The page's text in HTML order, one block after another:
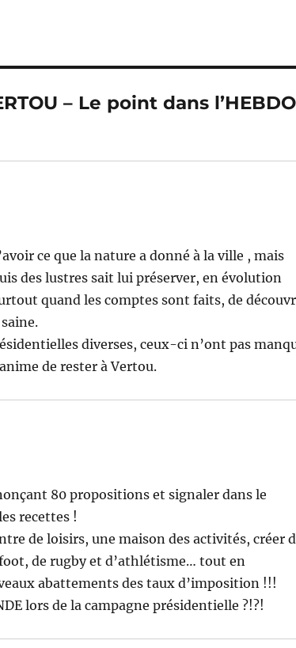
– Le point dans l’HEBDO
ce que la nature a donné à la ville , mais
des lustres sait lui préserver, en évolution
quand les comptes sont faits, de
diverses, ceux-ci n’ont pas
de rester à Vertou.
80 propositions et signaler dans le
recettes !
de loisirs, une maison des activités, créer
de rugby et d’athlétisme… tout en
abattements des taux d’imposition !!!
lors de la campagne présidentielle ?!?!